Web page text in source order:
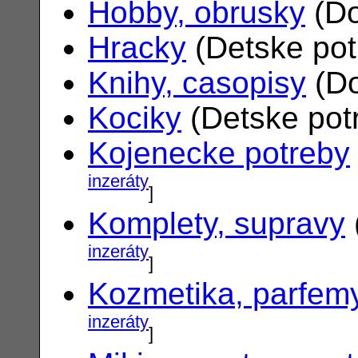
Hobby, obrusky
Hracky (Detske
Knihy, casopisy
Kociky (Detske
Kojenecke potreby
inzeráty]
Komplety, supravy
inzeráty]
Kozmetika,
inzeráty]